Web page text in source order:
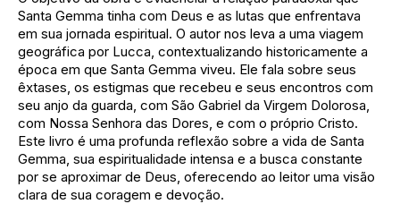
Santa Gemma tinha com Deus e as lutas que enfrentava
em sua jornada espiritual. O autor nos leva a uma viagem
geográfica por Lucca, contextualizando historicamente a
época em que Santa Gemma viveu. Ele fala sobre seus
êxtases, os estigmas que recebeu e seus encontros com
seu anjo da guarda, com São Gabriel da Virgem Dolorosa,
com Nossa Senhora das Dores, e com o próprio Cristo.
Este livro é uma profunda reflexão sobre a vida de Santa
Gemma, sua espiritualidade intensa e a busca constante
por se aproximar de Deus, oferecendo ao leitor uma visão
clara de sua coragem e devoção.